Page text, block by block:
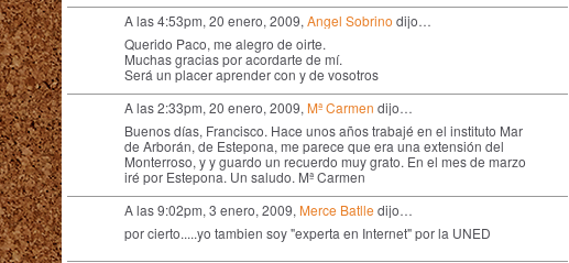
A las 4:53pm, 20 enero, 2009, Angel Sobrino dijo…
Querido Paco, me alegro de oirte.
Muchas gracias por acordarte de mí.
Será un placer aprender con y de vosotros
A las 2:33pm, 20 enero, 2009, Mª Carmen dijo…
Buenos días, Francisco. Hace unos años trabajé en el instituto Mar
de Arborán, de Estepona, me parece que era una extensión del
Monterroso, y y guardo un recuerdo muy grato. En el mes de marzo
iré por Estepona. Un saludo. Mª Carmen
A las 9:02pm, 3 enero, 2009, Merce Batlle dijo…
por cierto.....yo tambien soy "experta en Internet" por la UNED